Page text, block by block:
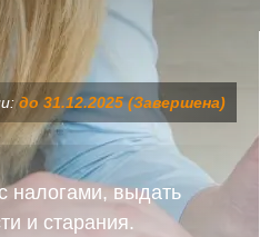
до 31.12.2025 (Завершена)
налогами, выдать
и старания.